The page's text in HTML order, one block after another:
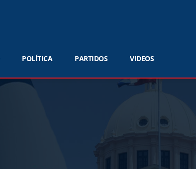
POLÍTICA PARTIDOS VIDEOS